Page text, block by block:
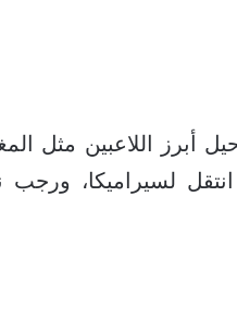
اللاعبين مثل
لسيراميكا،